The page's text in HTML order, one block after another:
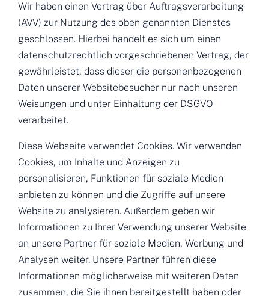
Wir haben einen Vertrag über Auftragsverarbeitung
(AVV) zur Nutzung des oben genannten Dienstes
geschlossen. Hierbei handelt es sich um einen
datenschutzrechtlich vorgeschriebenen Vertrag, der
gewährleistet, dass dieser die personenbezogenen
Daten unserer Websitebesucher nur nach unseren
Weisungen und unter Einhaltung der DSGVO
verarbeitet.
Diese Webseite verwendet Cookies. Wir verwenden
Cookies, um Inhalte und Anzeigen zu
personalisieren, Funktionen für soziale Medien
anbieten zu können und die Zugriffe auf unsere
Website zu analysieren. Außerdem geben wir
Informationen zu Ihrer Verwendung unserer Website
an unsere Partner für soziale Medien, Werbung und
Analysen weiter. Unsere Partner führen diese
Informationen möglicherweise mit weiteren Daten
zusammen, die Sie ihnen bereitgestellt haben oder